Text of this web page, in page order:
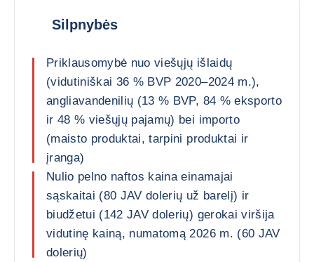
Silpnybės
Priklausomybė nuo viešųjų išlaidų
(vidutiniškai 36 % BVP 2020–2024 m.),
angliavandenilių (13 % BVP, 84 % eksporto
ir 48 % viešųjų pajamų) bei importo
(maisto produktai, tarpini produktai ir
įranga)
Nulio pelno naftos kaina einamajai
sąskaitai (80 JAV dolerių už barelį) ir
biudžetui (142 JAV dolerių) gerokai viršija
vidutinę kainą, numatomą 2026 m. (60 JAV
dolerių)